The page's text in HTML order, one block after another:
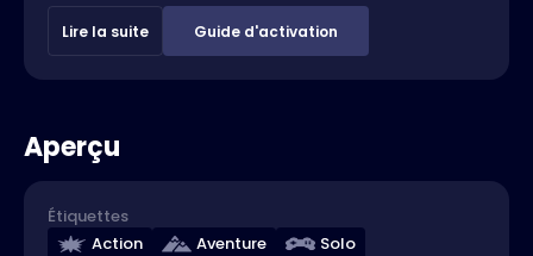
Lire la suite Guide d'activation
Aperçu
Étiquettes
Action
Aventure Solo